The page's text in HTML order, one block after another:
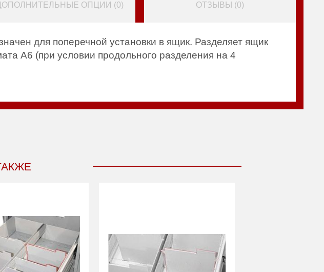
ОПЦИИ (0) ОТЗЫВЫ (0)
для поперечной установки в ящик. Разделяет ящик
A6 (при условии продольного разделения на 4